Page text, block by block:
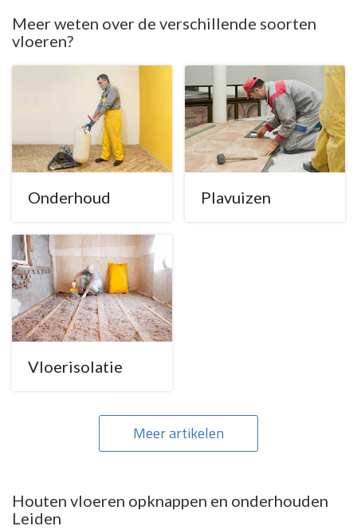
Meer weten over de verschillende soorten
vloeren?
Onderhoud Plavuizen
Vloerisolatie
Meer artikelen
Houten vloeren opknappen en onderhouden
Leiden